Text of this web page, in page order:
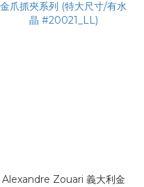
Alexandre Zouari 義大利金